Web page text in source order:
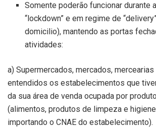
Somente poderão funcionar durante
“lockdown” e em regime de
domicilio), mantendo as portas
atividades:
a) Supermercados, mercados,
entendidos os estabelecimentos que
da sua área de venda ocupada por
(alimentos, produtos de limpeza e
importando o CNAE do estabelecimento).